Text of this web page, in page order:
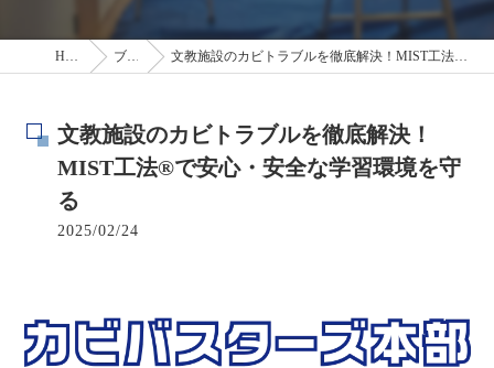
HOME ブログ 文教施設のカビトラブルを徹底解決！MIST工法®で安心・安全な学習環境を守る
文教施設のカビトラブルを徹底解決！
MIST工法®で安心・安全な学習環境を守
る
2025/02/24